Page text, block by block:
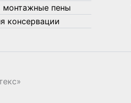
монтажные пены
консервации